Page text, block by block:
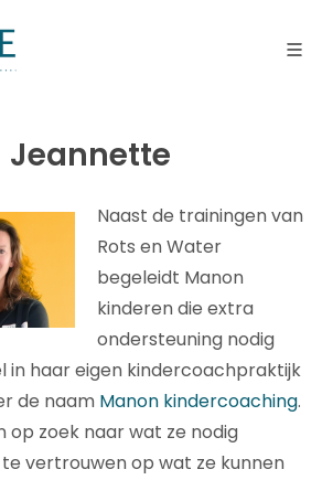
Jeannette
Naast de trainingen van
Rots en Water
begeleidt Manon
kinderen die extra
ondersteuning nodig
in haar eigen kindercoachpraktijk
de naam Manon kindercoaching.
op zoek naar wat ze nodig
vertrouwen op wat ze kunnen